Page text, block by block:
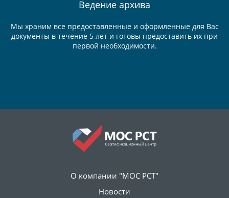
Ведение архива
Мы храним все предоставленные и оформленные для Вас
документы в течение 5 лет и готовы предоставить их при
первой необходимости.
О компании "МОС РСТ"
Новости